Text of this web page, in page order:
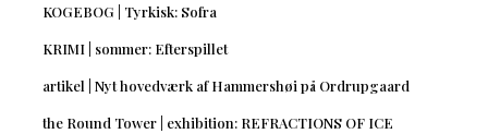
KOGEBOG | Tyrkisk: Sofra
KRIMI | sommer: Efterspillet
artikel | Nyt hovedværk af Hammershøi på Ordrupgaard
the Round Tower | exhibition: REFRACTIONS OF ICE